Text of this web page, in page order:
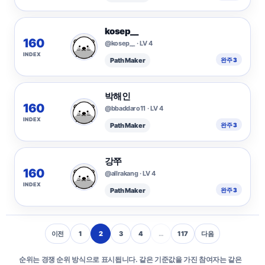
160
INDEX
kosep__
@kosep__ · LV 4
Path Maker 완주 3
160
INDEX
박해인
@bbaddaro11 · LV 4
Path Maker 완주 3
160
INDEX
강쭈
@allrakang · LV 4
Path Maker 완주 3
이전 1 2 3 4 … 117 다음
순위는 경쟁 순위 방식으로 표시됩니다. 같은 기준값을 가진 참여자는 같은